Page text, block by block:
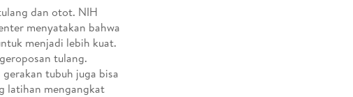
dan otot. NIH
menyatakan bahwa
menjadi lebih kuat.
tulang.
tubuh juga bisa
latihan mengangkat